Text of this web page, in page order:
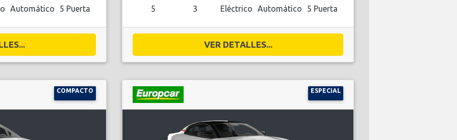
Automático 5 Puerta 5 3 Eléctrico Automático 5 Puerta
VER DETALLES...
COMPACTO ESPECIAL